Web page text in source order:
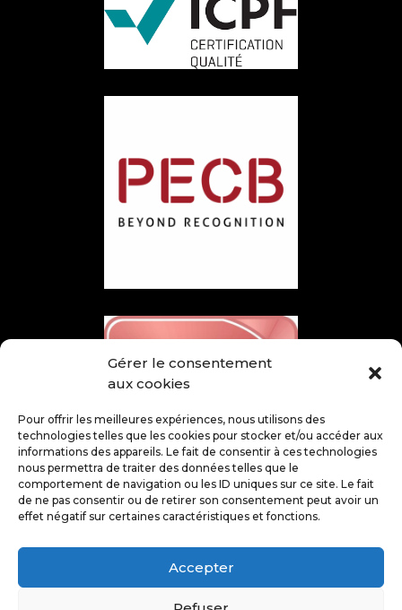
Gérer le consentement
aux cookies
Pour offrir les meilleures expériences, nous utilisons des
technologies telles que les cookies pour stocker et/ou accéder aux
informations des appareils. Le fait de consentir à ces technologies
nous permettra de traiter des données telles que le
comportement de navigation ou les ID uniques sur ce site. Le fait
de ne pas consentir ou de retirer son consentement peut avoir un
effet négatif sur certaines caractéristiques et fonctions.
Accepter